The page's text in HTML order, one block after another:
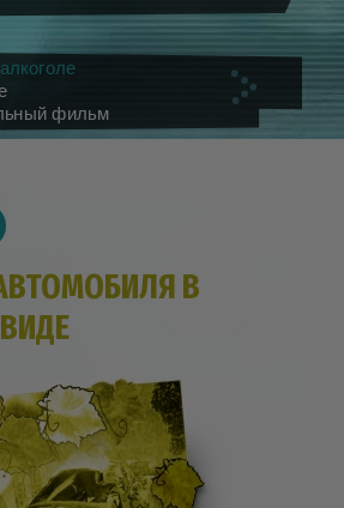
фильм
В